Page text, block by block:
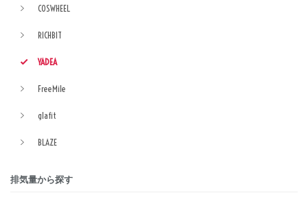
COSWHEEL
RICHBIT
YADEA
FreeMile
glafit
BLAZE
排気量から探す